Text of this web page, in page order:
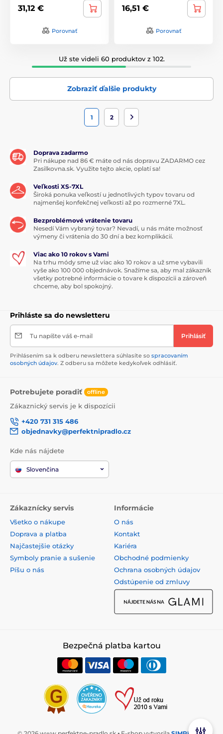
31,12 €
Porovnať
16,51 €
Porovnať
Už ste videli 60 produktov z 102.
Zobraziť ďalšie produkty
1 2
Doprava zadarmo
Pri nákupe nad 86 € máte od nás dopravu ZADARMO cez
Zasilkovna.sk. Využite tejto akcie, oplatí sa!
Veľkosti XS-7XL
Široká ponuka veľkostí u jednotlivých typov tovaru od
najmenšej konfekčnej veľkosti až po rozmerné 7XL.
Bezproblémové vrátenie tovaru
Nesedí Vám vybraný tovar? Nevadí, u nás máte možnosť
výmeny či vrátenia do 30 dní a bez komplikácií.
Viac ako 10 rokov s Vami
Na trhu módy sme už viac ako 10 rokov a už sme vybavili
vyše ako 100 000 objednávok. Snažíme sa, aby mal zákazník
všetky potrebné informácie o tovare k dispozícii a zároveň
chceme, aby bol spokojný.
Prihláste sa do newsletteru
Tu napíšte váš e-mail Prihlásiť
Prihlásením sa k odberu newslettera súhlasíte so spracovaním
osobných údajov. Z odberu sa môžete kedykoľvek odhlásiť.
Potrebujete poradiť offline
Zákaznický servis je k dispozícii
+420 731 315 486
objednavky@perfektnipradlo.cz
Kde nás nájdete
Slovenčina
Zákaznícky servis
Všetko o nákupe
Doprava a platba
Najčastejšie otázky
Symboly pranie a sušenie
Píšu o nás
Informácie
O nás
Kontakt
Kariéra
Obchodné podmienky
Ochrana osobných údajov
Odstúpenie od zmluvy
Bezpečná platba kartou